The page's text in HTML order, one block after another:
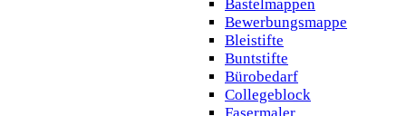
Bastelmappen
Bewerbungsmappe
Bleistifte
Buntstifte
Bürobedarf
Collegeblock